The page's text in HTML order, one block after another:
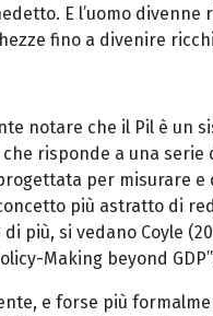
E l’uomo divenne
fino a divenire
notare che il Pil è un
che risponde a una serie
per misurare e
più astratto di
più, si vedano Coyle
Making beyond
e forse più